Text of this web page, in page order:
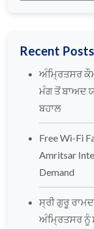
Recent Posts
ਅੰਮ੍ਰਿਤਸਰ
ਮੰਗ ਤੋਂ ਬਾਅਦ
ਬਹਾਲ
Free Wi-Fi
Amritsar
Demand
ਸ੍ਰੀ ਗੁਰੂ
ਅੰਮ੍ਰਿਤਸਰ ਨੂੰ